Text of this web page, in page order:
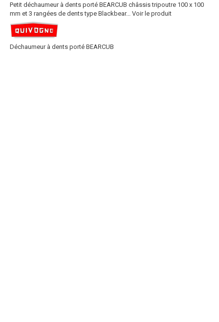
Petit déchaumeur à dents porté BEARCUB châssis tripoutre 100 x 100
mm et 3 rangées de dents type Blackbear...
Voir le produit
Déchaumeur à dents porté BEARCUB